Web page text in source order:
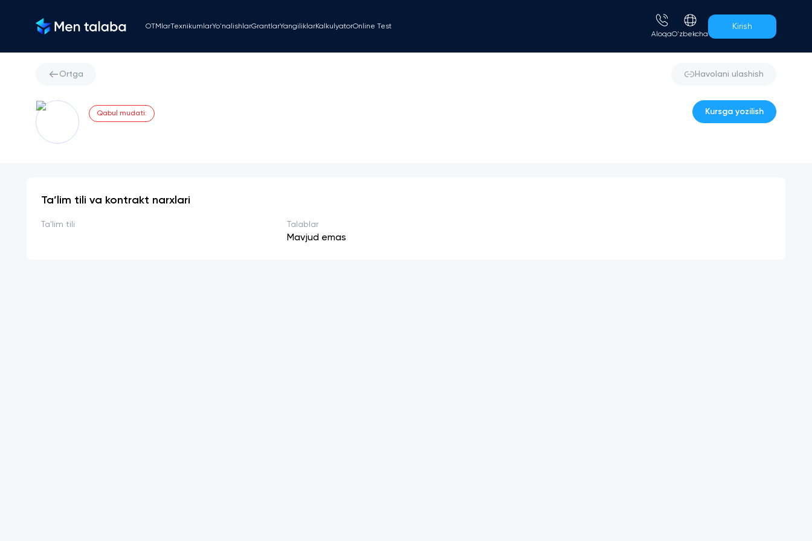
OTMlarTexnikumlarYo'nalishlarGrantlarYangiliklarKalkulyatorOnline Test
AloqaO'zbekcha
Kirish
Ortga Havolani ulashish
Kursga yozilish
Qabul mudati:
Ta’lim tili va kontrakt narxlari
Ta'lim tili Talablar
Mavjud emas